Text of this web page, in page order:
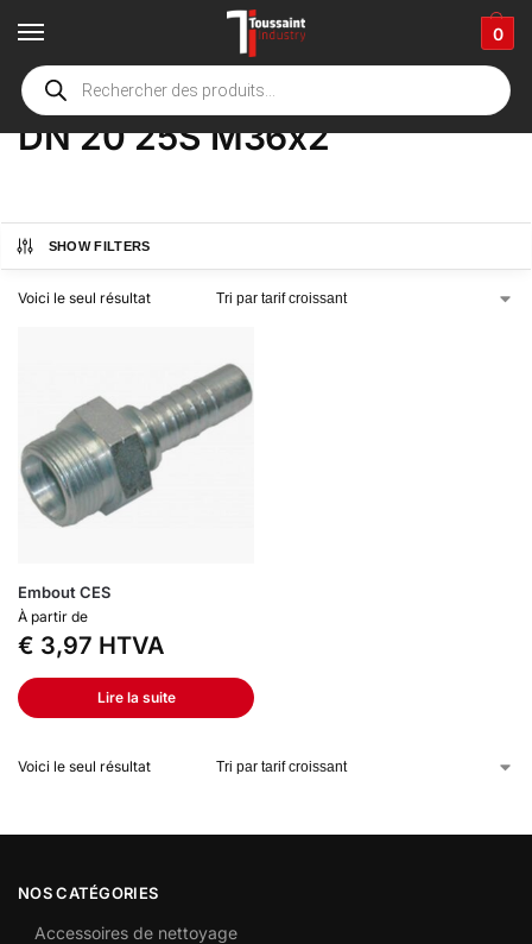
0
Accueil boutique / Product Options
DN 20 25S M36x2
SHOW FILTERS
Voici le seul résultat
Embout CES
À partir de
€ 3,97 HTVA
Lire la suite
Voici le seul résultat
NOS CATÉGORIES
Accessoires de nettoyage